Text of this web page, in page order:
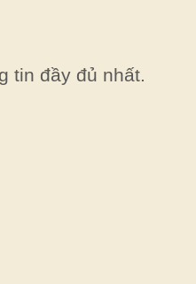
tin đầy đủ nhất.